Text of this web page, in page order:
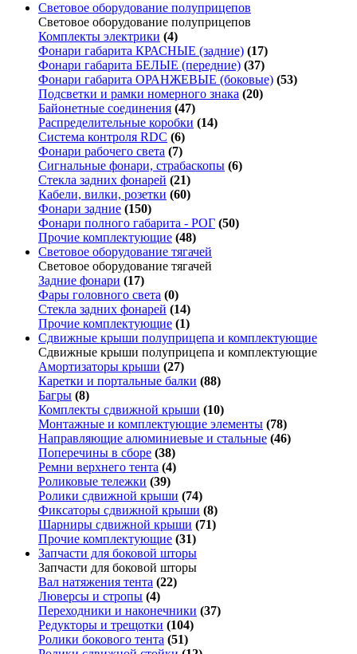
Световое оборудование полуприцепов
Световое оборудование полуприцепов
Комплекты электрики (4)
Фонари габарита КРАСНЫЕ (задние) (17)
Фонари габарита БЕЛЫЕ (передние) (37)
Фонари габарита ОРАНЖЕВЫЕ (боковые) (53)
Подсветки и рамки номерного знака (20)
Байонетные соединения (47)
Распределительные коробки (14)
Система контроля RDC (6)
Фонари рабочего света (7)
Сигнальные фонари, страбаскопы (6)
Стекла задних фонарей (21)
Кабели, вилки, розетки (60)
Фонари задние (150)
Фонари полного габарита - РОГ (50)
Прочие комплектующие (48)
Световое оборудование тягачей
Световое оборудование тягачей
Задние фонари (17)
Фары головного света (0)
Стекла задних фонарей (14)
Прочие комплектующие (1)
Сдвижные крыши полуприцепа и комплектующие
Сдвижные крыши полуприцепа и комплектующие
Амортизаторы крыши (27)
Каретки и портальные балки (88)
Багры (8)
Комплекты сдвижной крыши (10)
Монтажные и комплектующие элементы (78)
Направляющие алюминиевые и стальные (46)
Поперечины в сборе (38)
Ремни верхнего тента (4)
Роликовые тележки (39)
Ролики сдвижной крыши (74)
Фиксаторы сдвижной крыши (8)
Шарниры сдвижной крыши (71)
Прочие комплектующие (31)
Запчасти для боковой шторы
Запчасти для боковой шторы
Вал натяжения тента (22)
Люверсы и стропы (4)
Переходники и наконечники (37)
Редукторы и трещотки (104)
Ролики бокового тента (51)